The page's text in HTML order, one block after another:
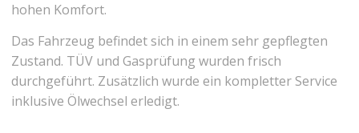
hohen Komfort.
Das Fahrzeug befindet sich in einem sehr gepflegten
Zustand. TÜV und Gasprüfung wurden frisch
durchgeführt. Zusätzlich wurde ein kompletter Service
inklusive Ölwechsel erledigt.